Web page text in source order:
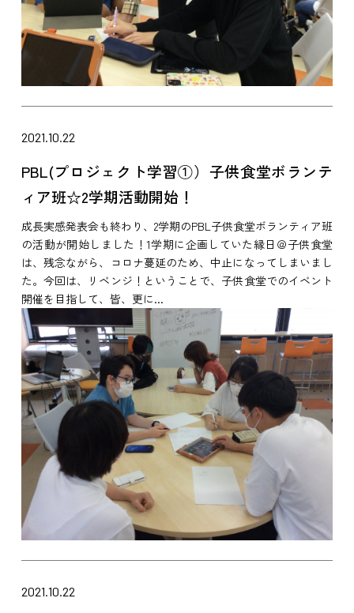
2021.10.22
PBL(プロジェクト学習①）子供食堂ボランテ
ィア班☆2学期活動開始！
成長実感発表会も終わり、2学期のPBL子供食堂ボランティア班
の活動が開始しました！1学期に企画していた縁日＠子供食堂
は、残念ながら、コロナ蔓延のため、中止になってしまいまし
た。今回は、リベンジ！ということで、子供食堂でのイベント
開催を目指して、皆、更に...
2021.10.22